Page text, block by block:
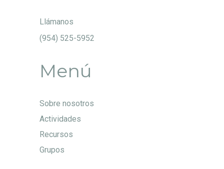
Llámanos
(954) 525-5952
Menú
Sobre nosotros
Actividades
Recursos
Grupos